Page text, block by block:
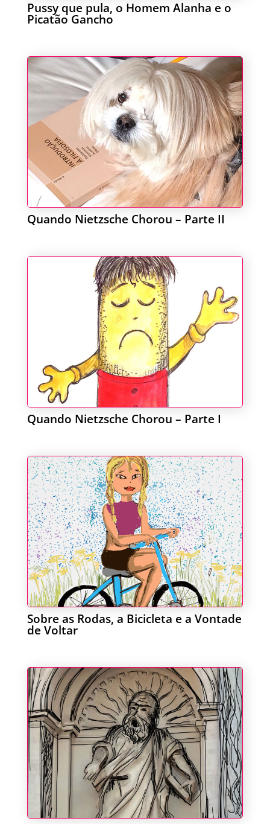
Pussy que pula, o Homem Alanha e o
Picatão Gancho
Quando Nietzsche Chorou – Parte II
Quando Nietzsche Chorou – Parte I
Sobre as Rodas, a Bicicleta e a Vontade
de Voltar